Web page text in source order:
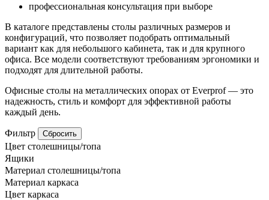
профессиональная консультация при выборе
В каталоге представлены столы различных размеров и
конфигураций, что позволяет подобрать оптимальный
вариант как для небольшого кабинета, так и для крупного
офиса. Все модели соответствуют требованиям эргономики и
подходят для длительной работы.
Офисные столы на металлических опорах от Everprof — это
надежность, стиль и комфорт для эффективной работы
каждый день.
Фильтр Сбросить
Цвет столешницы/топа
Ящики
Материал столешницы/топа
Материал каркаса
Цвет каркаса